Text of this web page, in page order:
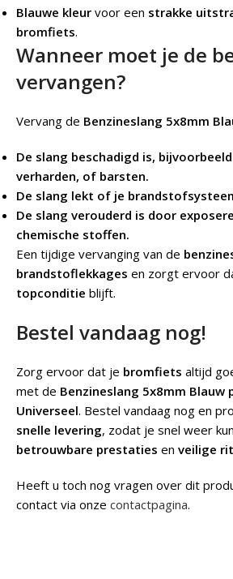
Blauwe kleur voor een strakke
bromfiets.
Wanneer moet je de
vervangen?
Vervang de Benzineslang 5x8mm
De slang beschadigd is,
verharden, of barsten.
De slang lekt of je
De slang verouderd is door
chemische stoffen.
Een tijdige vervanging van de
brandstoflekkages en zorgt ervoor
topconditie blijft.
Bestel vandaag nog!
Zorg ervoor dat je bromfiets altijd
met de Benzineslang 5x8mm Blauw
Universeel. Bestel vandaag nog en
snelle levering, zodat je snel weer
betrouwbare prestaties en veilige
Heeft u toch nog vragen over dit
contact via onze contactpagina.